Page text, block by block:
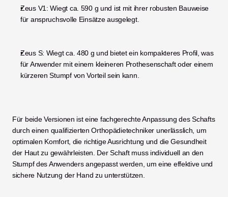
Zeus V1: Wiegt ca. 590 g und ist mit ihrer robusten Bauweise
für anspruchsvolle Einsätze ausgelegt.
Zeus S: Wiegt ca. 480 g und bietet ein kompakteres Profil, was
für Anwender mit einem kleineren Prothesenschaft oder einem
kürzeren Stumpf von Vorteil sein kann.
Für beide Versionen ist eine fachgerechte Anpassung des Schafts
durch einen qualifizierten Orthopädietechniker unerlässlich, um
optimalen Komfort, die richtige Ausrichtung und die Gesundheit
der Haut zu gewährleisten. Der Schaft muss individuell an den
Stumpf des Anwenders angepasst werden, um eine effektive und
sichere Nutzung der Hand zu unterstützen.